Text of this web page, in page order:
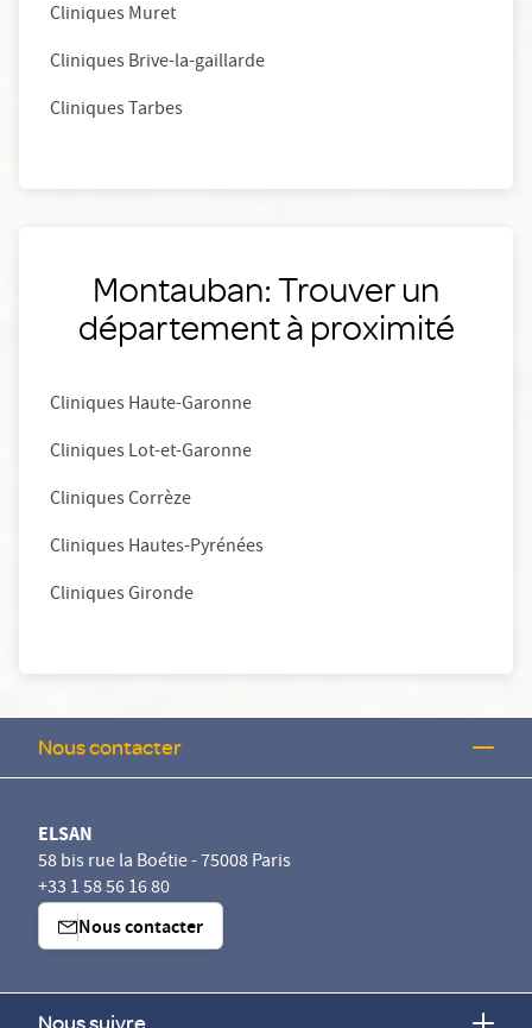
Cliniques Muret
Cliniques Brive-la-gaillarde
Cliniques Tarbes
Montauban: Trouver un
département à proximité
Cliniques Haute-Garonne
Cliniques Lot-et-Garonne
Cliniques Corrèze
Cliniques Hautes-Pyrénées
Cliniques Gironde
Nous contacter
ELSAN
58 bis rue la Boétie - 75008 Paris
+33 1 58 56 16 80
Nous contacter